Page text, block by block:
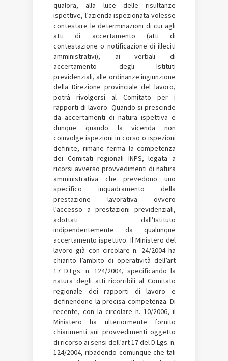
qualora, alla luce delle risultanze
ispettive, l’azienda ispezionata volesse
contestare le determinazioni di cui agli
atti di accertamento (atti di
contestazione o notificazione di illeciti
amministrativi), ai verbali di
accertamento degli Istituti
previdenziali, alle ordinanze ingiunzione
della Direzione provinciale del lavoro,
potrà rivolgersi al Comitato per i
rapporti di lavoro. Quando si prescinde
da accertamenti di natura ispettiva e
dunque quando la vicenda non
coinvolge ispezioni in corso o ispezioni
definite, rimane ferma la competenza
dei Comitati regionali INPS, legata a
ricorsi avverso provvedimenti di natura
amministrativa che prevedono uno
specifico inquadramento della
prestazione lavorativa ovvero
l’accesso a prestazioni previdenziali,
adottati dall’Istituto
indipendentemente da qualunque
accertamento ispettivo. Il Ministero del
lavoro già con circolare n. 24/2004 ha
chiarito l’ambito di operatività dell’art
17 D.Lgs. n. 124/2004, specificando la
natura degli atti ricorribili al Comitato
regionale dei rapporti di lavoro e
definendone la precisa competenza. Di
recente, con la circolare n. 10/2006, il
Ministero ha ulteriormente fornito
chiarimenti sui provvedimenti oggetto
di ricorso ai sensi dell’art 17 del D.Lgs. n.
124/2004, ribadendo comunque che tali